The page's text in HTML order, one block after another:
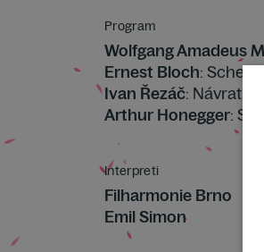
Program
Wolfgang Amadeus
Ernest Bloch:
Ivan Řezáč: Návrat -
Arthur Honegger:
Interpreti
Filharmonie Brno
Emil Simon